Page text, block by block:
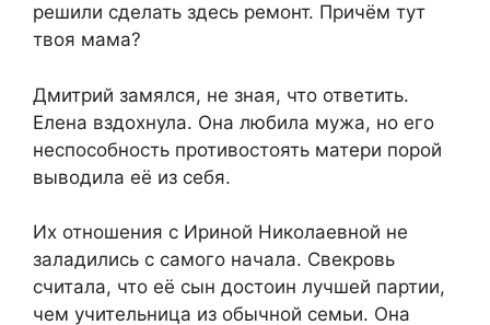
решили сделать здесь ремонт. Причём тут
твоя мама?
Дмитрий замялся, не зная, что ответить.
Елена вздохнула. Она любила мужа, но его
неспособность противостоять матери порой
выводила её из себя.
Их отношения с Ириной Николаевной не
заладились с самого начала. Свекровь
считала, что её сын достоин лучшей партии,
чем учительница из обычной семьи. Она